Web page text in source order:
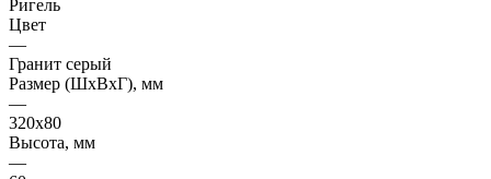
Ригель
Цвет
—
Гранит серый
Размер (ШxВxГ), мм
—
320х80
Высота, мм
—